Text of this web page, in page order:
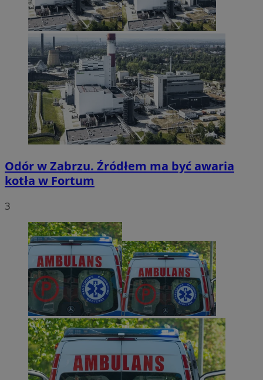
Odór w Zabrzu. Źródłem ma być awaria
kotła w Fortum
3